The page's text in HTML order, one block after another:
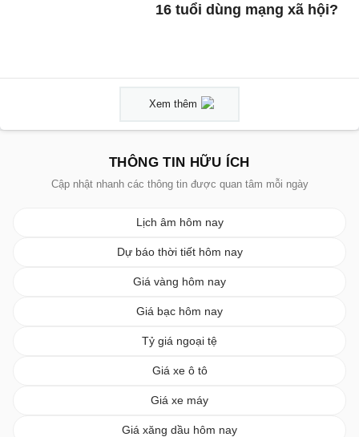
16 tuổi dùng mạng xã hội?
Xem thêm
THÔNG TIN HỮU ÍCH
Cập nhật nhanh các thông tin được quan tâm mỗi ngày
Lịch âm hôm nay
Dự báo thời tiết hôm nay
Giá vàng hôm nay
Giá bạc hôm nay
Tỷ giá ngoại tệ
Giá xe ô tô
Giá xe máy
Giá xăng dầu hôm nay